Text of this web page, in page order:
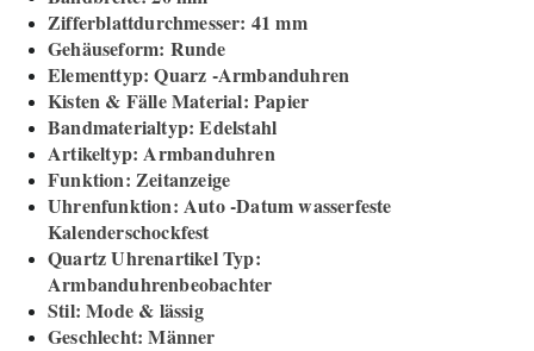
Zifferblattdurchmesser: 41 mm
Gehäuseform: Runde
Elementtyp: Quarz -Armbanduhren
Kisten & Fälle Material: Papier
Bandmaterialtyp: Edelstahl
Artikeltyp: Armbanduhren
Funktion: Zeitanzeige
Uhrenfunktion: Auto -Datum wasserfeste
Kalenderschockfest
Quartz Uhrenartikel Typ:
Armbanduhrenbeobachter
Stil: Mode & lässig
Geschlecht: Männer